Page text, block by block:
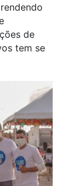
de
tem se